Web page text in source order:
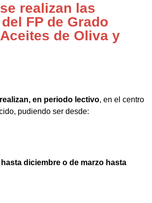
realizan las
FP de Grado
de Oliva y
en periodo lectivo, en el centro
pudiendo ser desde:
diciembre o de marzo hasta